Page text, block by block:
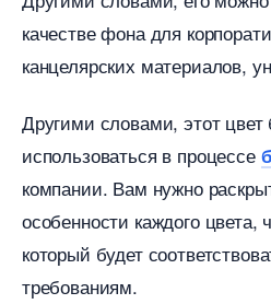
качестве фона для
канцелярских материалов,
Другими словами, этот цвет
использоваться в процессе
компании. Вам нужно
особенности каждого цвета,
который будет
требованиям.